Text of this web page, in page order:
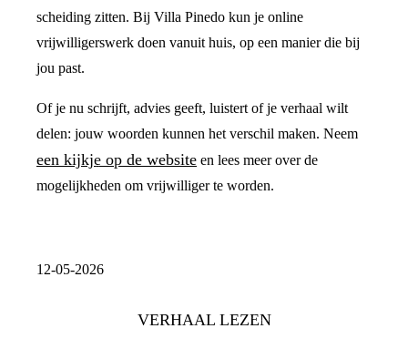
scheiding zitten. Bij Villa Pinedo kun je online
vrijwilligerswerk doen vanuit huis, op een manier die bij
jou past.
Of je nu schrijft, advies geeft, luistert of je verhaal wilt
delen: jouw woorden kunnen het verschil maken. Neem
een kijkje op de website en lees meer over de
mogelijkheden om vrijwilliger te worden.
12-05-2026
VERHAAL LEZEN